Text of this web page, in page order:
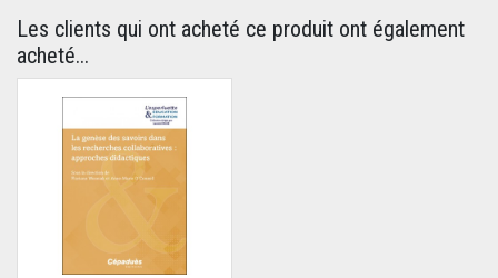
Les clients qui ont acheté ce produit ont également
acheté...